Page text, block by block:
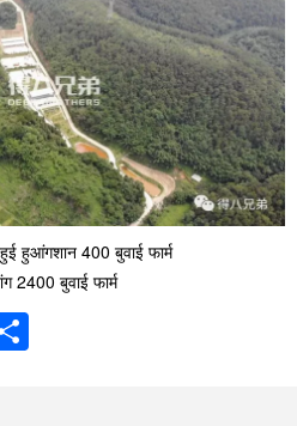
हुआंगशान 400 बुवाई फार्म
2400 बुवाई फार्म